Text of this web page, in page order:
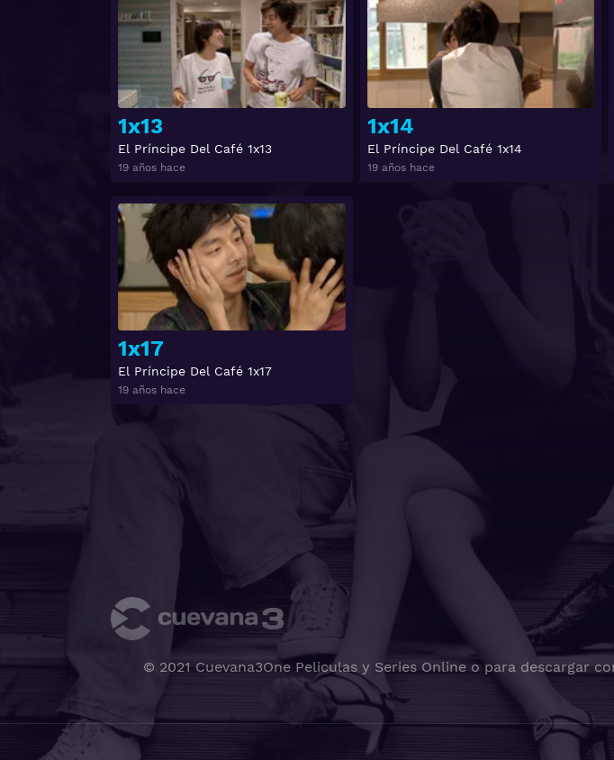
1x13
El Príncipe Del Café 1x13
19 años hace
1x14
El Príncipe Del Café 1x14
19 años hace
1x17
El Príncipe Del Café 1x17
19 años hace
© 2021 Cuevana3One Peliculas y Series Online o para descargar